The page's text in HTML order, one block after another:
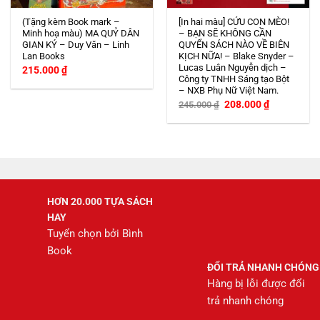
(Tặng kèm Book mark –
Minh hoạ màu) MA QUỶ DÂN
GIAN KÝ – Duy Văn – Linh
Lan Books
215.000₫
[In hai màu] CỨU CON MÈO!
– BẠN SẼ KHÔNG CẦN
QUYỂN SÁCH NÀO VỀ BIÊN
KỊCH NỮA! – Blake Snyder –
Lucas Luân Nguyễn dịch –
Công ty TNHH Sáng tạo Bột
– NXB Phụ Nữ Việt Nam.
245.000₫ Giá
là:
208.000₫Giá
hiện
tại
HƠN 20.000 TỰA SÁCH
HAY
Tuyển chọn bởi Bình
Book
ĐỔI TRẢ NHANH CHÓNG
Hàng bị lỗi được đổi
trả nhanh chóng